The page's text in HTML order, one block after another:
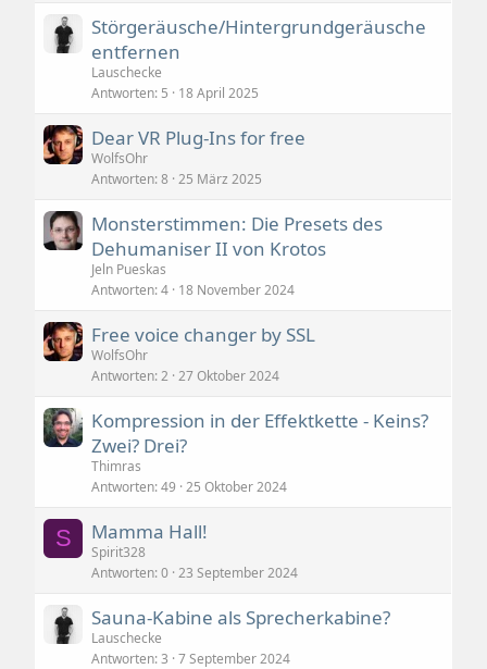
Störgeräusche/Hintergrundgeräusche
entfernen
Lauschecke
Antworten 5 18 April 2025
Dear VR Plug-Ins for free
WolfsOhr
Antworten 8 25 März 2025
Monsterstimmen: Die Presets des
Dehumaniser II von Krotos
Jeln Pueskas
Antworten 4 18 November 2024
Free voice changer by SSL
WolfsOhr
Antworten 2 27 Oktober 2024
Kompression in der Effektkette - Keins?
Zwei? Drei?
Thimras
Antworten 49 25 Oktober 2024
S Mamma Hall!
Spirit328
Antworten 0 23 September 2024
Sauna-Kabine als Sprecherkabine?
Lauschecke
Antworten 3 7 September 2024